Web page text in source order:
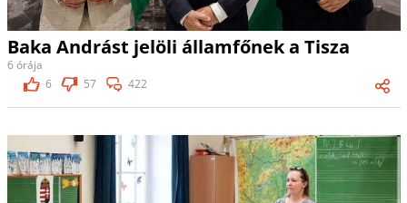
Baka Andrást jelöli államfőnek a Tisza
6 órája
6
57 422